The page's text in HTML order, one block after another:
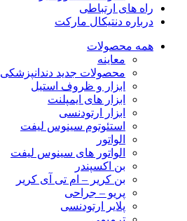
راه های ارتباطی
درباره دنتیکال مارکت
همه محصولات
معاینه
محصولات جدید دندانپزشکی
ابزار و ظروف استیل
ابزار های ایمپلنت
ابزار ارتودنسی
استئوتوم سینوس لیفت
الواتور
الواتور های سینوس لیفت
بن اکسپندر
بن کریر – ام تی آی کریر
پریو – جراحی
پلایر ارتودنسی